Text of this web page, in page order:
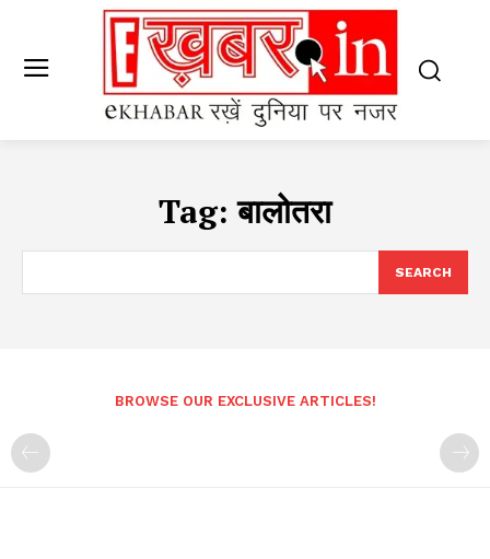
Tag:बालोतरा
SEARCH
BROWSE OUR EXCLUSIVE ARTICLES!